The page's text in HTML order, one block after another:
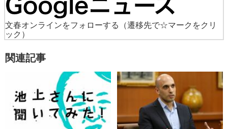
文春オンラインをフォローする
（遷移先で☆マークをクリ
ック）
関連記事